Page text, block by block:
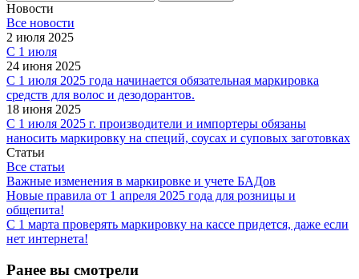
Новости
Все новости
2 июля 2025
С 1 июля
24 июня 2025
С 1 июля 2025 года начинается обязательная маркировка
средств для волос и дезодорантов.
18 июня 2025
С 1 июля 2025 г. производители и импортеры обязаны
наносить маркировку на специй, соусах и суповых заготовках
Статьи
Все статьи
Важные изменения в маркировке и учете БАДов
Новые правила от 1 апреля 2025 года для розницы и
общепита!
С 1 марта проверять маркировку на кассе придется, даже если
нет интернета!
Ранее вы смотрели